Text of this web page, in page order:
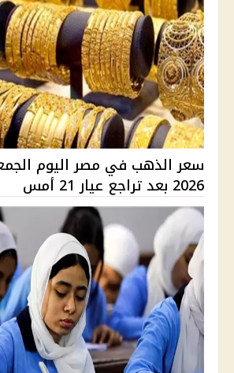
2026 بعد تراجع عيار 21 أمس